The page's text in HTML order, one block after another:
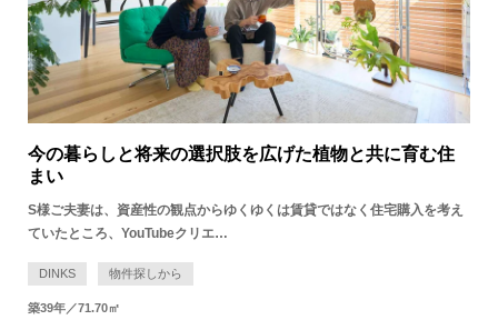
今の暮らしと将来の選択肢を広げた植物と共に育む住
まい
S様ご夫妻は、資産性の観点からゆくゆくは賃貸ではなく住宅購入を考え
ていたところ、YouTubeクリエ…
DINKS 物件探しから
築39年／71.70㎡